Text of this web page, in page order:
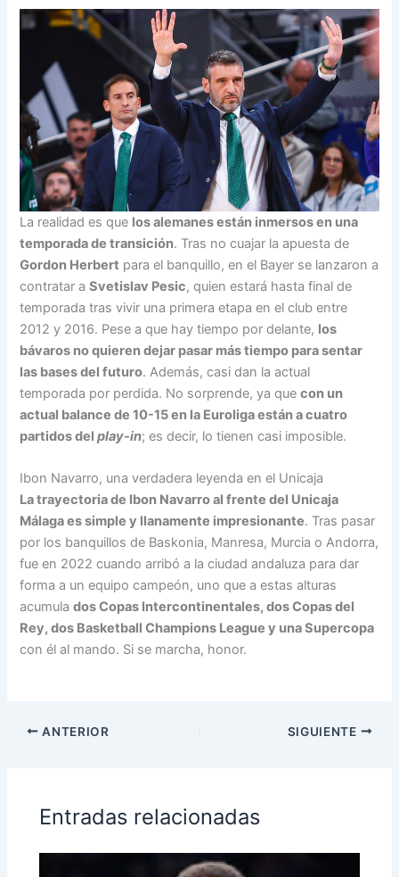
La realidad es que los alemanes están inmersos en una
temporada de transición. Tras no cuajar la apuesta de
Gordon Herbert para el banquillo, en el Bayer se lanzaron a
contratar aSvetislav Pesic, quien estará hasta final de
temporada tras vivir una primera etapa en el club entre
2012 y 2016. Pese a que hay tiempo por delante, los
bávaros no quieren dejar pasar más tiempo para sentar
las bases del futuro. Además, casi dan la actual
temporada por perdida. No sorprende, ya quecon un
actual balance de 10-15 en la Euroliga están a cuatro
partidos delplay-in; es decir, lo tienen casi imposible.
Ibon Navarro, una verdadera leyenda en el Unicaja
La trayectoria de Ibon Navarro al frente del Unicaja
Málaga es simple y llanamente impresionante. Tras pasar
por los banquillos de Baskonia, Manresa, Murcia o Andorra,
fue en 2022 cuando arribó a la ciudad andaluza para dar
forma a un equipo campeón, uno que a estas alturas
acumulados Copas Intercontinentales, dos Copas del
Rey, dos Basketball Champions League y una Supercopa
con él al mando. Si se marcha, honor.
ANTERIOR SIGUIENTE
Entradas relacionadas